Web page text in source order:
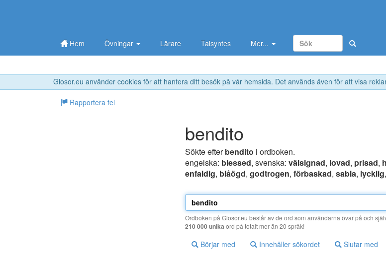
Glosor.eu använder cookies för att hantera ditt besök på vår hemsida. Det används även för att visa
Hem Övningar Lärare Talsyntes Mer...
Rapportera fel
bendito
Sökte efterbendito i ordboken.
engelska: blessed, svenska: välsignad, lovad, prisad,
enfaldig, blåögd, godtrogen, förbaskad, sabla, lycklig,
Ordboken på Glosor.eu består av de ord som användarna övar på och
210 000 unika ord på totalt mer än 20 språk!
Börjar med Innehåller sökordet Slutar med